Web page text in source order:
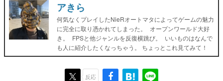
アきら
何気なくプレイしたNieRオートマタによってゲームの魅力
に完全に取り憑かれてしまった。 オープンワールド大好
き。 FPSと他ジャンルを反復横跳び。 いいものはなんで
も人に紹介したくなっちゃう。 ちょっとこれ見てみて！
反応